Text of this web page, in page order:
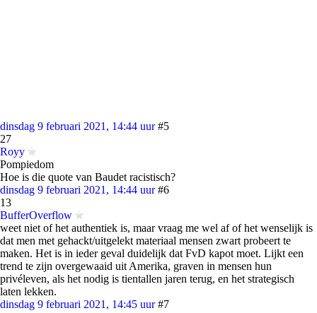
dinsdag 9 februari 2021, 14:44 uur #5
27
Royy
Pompiedom
Hoe is die quote van Baudet racistisch?
dinsdag 9 februari 2021, 14:44 uur #6
13
BufferOverflow
weet niet of het authentiek is, maar vraag me wel af of het wenselijk is
dat men met gehackt/uitgelekt materiaal mensen zwart probeert te
maken. Het is in ieder geval duidelijk dat FvD kapot moet. Lijkt een
trend te zijn overgewaaid uit Amerika, graven in mensen hun
privéleven, als het nodig is tientallen jaren terug, en het strategisch
laten lekken.
dinsdag 9 februari 2021, 14:45 uur #7